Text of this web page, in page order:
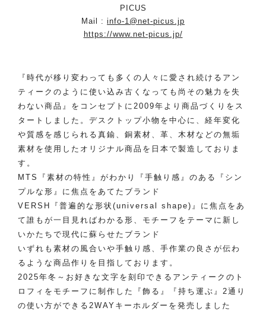
PICUS
Mail : info-1@net-picus.jp
https://www.net-picus.jp/
『時代が移り変わっても多くの人々に愛され続けるアン
ティークのように使い込み古くなっても尚その魅力を失
わない商品』をコンセプトに2009年より商品づくりをス
タートしました。​デスクトップ小物を中心に、経年変化
や質感を感じられる真鍮、銅素材、革、木材などの無垢
素材を使用したオリジナル商品を日本で製造しておりま
す。
MTS『素材の特性』がわかり『手触り感』のある『シン
プルな形』に焦点をあてたブランド
VERSH『普遍的な形状(universal shape)』に焦点をあ
て誰もが一目見ればわかる形、モチーフをテーマに新し
いかたちで現代に蘇らせたブランド
いずれも素材の風合いや手触り感、手作業の良さが伝わ
るような商品作りを目指しております。
2025年冬～お好きな文字を刻印できるアンティークのト
ロフィをモチーフに制作した『飾る』『持ち運ぶ』2通り
の使い方ができる2WAYキーホルダーを発売しました